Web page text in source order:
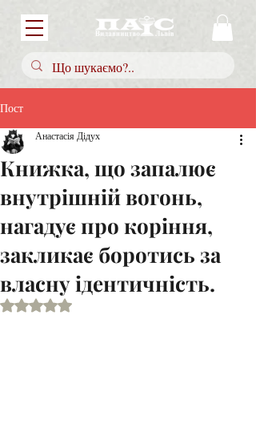
Пост
Книжка, що запалює
внутрішній вогонь,
нагадує про коріння,
закликає боротись за
власну ідентичність.
Анастасія Дідух
Оцінка: NaN з 5 зірок.